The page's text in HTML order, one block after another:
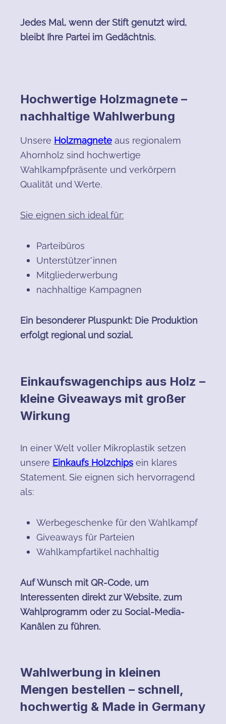
Jedes Mal, wenn der Stift genutzt wird,
bleibt Ihre Partei im Gedächtnis.
Hochwertige Holzmagnete –
nachhaltige Wahlwerbung
Unsere Holzmagnete aus regionalem
Ahornholz sind hochwertige
Wahlkampfpräsente und verkörpern
Qualität und Werte.
Sie eignen sich ideal für:
Parteibüros
Unterstützer*innen
Mitgliederwerbung
nachhaltige Kampagnen
Ein besonderer Pluspunkt: Die Produktion
erfolgt regional und sozial.
Einkaufswagenchips aus Holz –
kleine Giveaways mit großer
Wirkung
In einer Welt voller Mikroplastik setzen
unsere Einkaufs Holzchips ein klares
Statement. Sie eignen sich hervorragend
als:
Werbegeschenke für den Wahlkampf
Giveaways für Parteien
Wahlkampfartikel nachhaltig
Auf Wunsch mit QR-Code, um
Interessenten direkt zur Website, zum
Wahlprogramm oder zu Social-Media-
Kanälen zu führen.
Wahlwerbung in kleinen
Mengen bestellen – schnell,
hochwertig & Made in Germany